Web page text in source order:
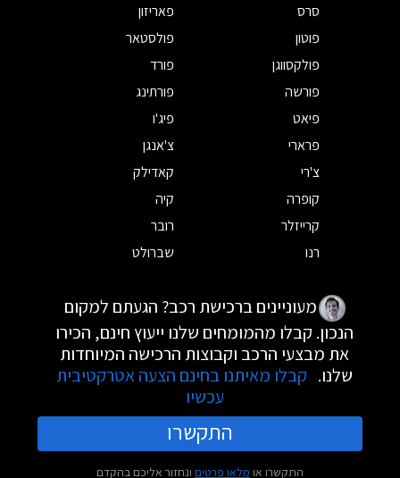
סרס
פאריזון
פוטון
פולסטאר
פולקסווגן
פורד
פורשה
פורתינג
פיאט
פיג'ו
פרארי
צ'אנגן
צ'רי
קאדילק
קופרה
קיה
קרייזלר
רובר
רנו
שברולט
מעוניינים ברכישת רכב? הגעתם למקום
הנכון. קבלו מהמומחים שלנו ייעוץ חינם, הכירו
את מבצעי הרכב וקבוצות הרכישה המיוחדות
שלנו. קבלו מאיתנו בחינם הצעה אטרקטיבית
עכשיו
התקשרו
התקשרו או מלאו פרטים ונחזור אליכם בהקדם